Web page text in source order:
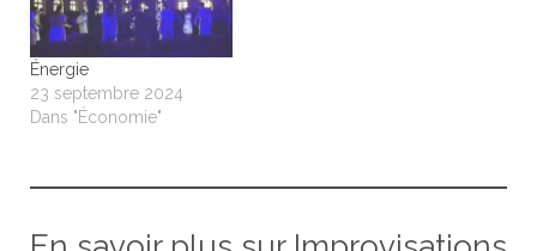
Énergie
23 septembre 2024
Dans "Économie"